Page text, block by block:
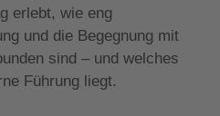
erlebt, wie eng
und die Begegnung mit
sind – und welches
Führung liegt.